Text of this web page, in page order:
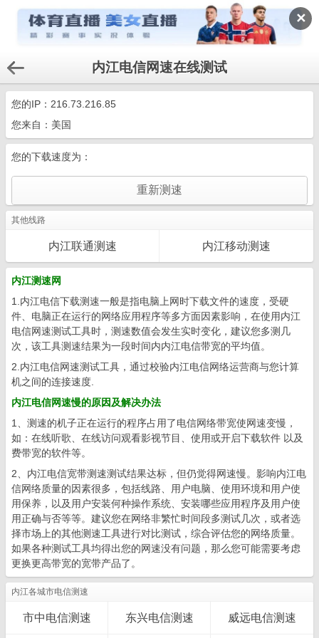
✕
内江电信网速在线测试
您的IP： 216.73.216.85
您来自：美国
您的下载速度为：
其他线路
内江联通测速 内江移动测速
内江测速网
1.内江电信下载测速一般是指电脑上网时下载文件的速度，受硬
件、电脑正在运行的网络应用程序等多方面因素影响，在使用内江
电信网速测试工具时，测速数值会发生实时变化，建议您多测几
次，该工具测速结果为一段时间内内江电信带宽的平均值。
2.内江电信网速测试工具，通过校验内江电信网络运营商与您计算
机之间的连接速度.
内江电信网速慢的原因及解决办法
1、测速的机子正在运行的程序占用了电信网络带宽使网速变慢，
如：在线听歌、在线访问观看影视节目、使用或开启下载软件 以及
费带宽的软件等。
2、内江电信宽带测速测试结果达标，但仍觉得网速慢。影响内江电
信网络质量的因素很多，包括线路、用户电脑、使用环境和用户使
用保养，以及用户安装何种操作系统、安装哪些应用程序及用户使
用正确与否等等。建议您在网络非繁忙时间段多测试几次，或者选
择市场上的其他测速工具进行对比测试，综合评估您的网络质量。
如果各种测试工具均得出您的网速没有问题，那么您可能需要考虑
更换更高带宽的宽带产品了。
内江各城市电信测速
市中电信测速 东兴电信测速 威远电信测速